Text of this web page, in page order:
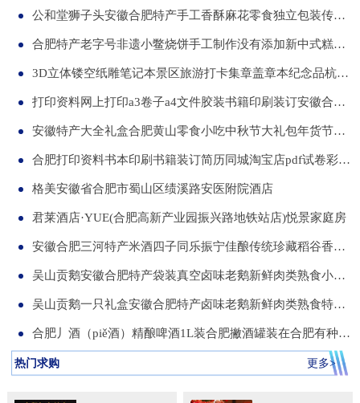
公和堂狮子头安徽合肥特产手工香酥麻花零食独立包装传统老式糕点
合肥特产老字号非遗小鳖烧饼手工制作没有添加新中式糕点伴手礼
3D立体镂空纸雕笔记本景区旅游打卡集章盖章本纪念品杭州合肥昆明武汉城市文创本可定制集章册景点北京logo
打印资料网上打印a3卷子a4文件胶装书籍印刷装订安徽合肥同城服务
安徽特产大全礼盒合肥黄山零食小吃中秋节大礼包年货节送伴手礼品
合肥打印资料书本印刷书籍装订简历同城淘宝店pdf试卷彩色a34讲义
格美安徽省合肥市蜀山区绩溪路安医附院酒店
君莱酒店·YUE(合肥高新产业园振兴路地铁站店)悦景家庭房
安徽合肥三河特产米酒四子同乐振宁佳酿传统珍藏稻谷香一箱两瓶
吴山贡鹅安徽合肥特产袋装真空卤味老鹅新鲜肉类熟食小吃包河发货
吴山贡鹅一只礼盒安徽合肥特产卤味老鹅新鲜肉类熟食特色小吃包邮
合肥丿酒（piě酒）精酿啤酒1L装合肥撇酒罐装在合肥有种局叫丿酒
热门求购 更多>